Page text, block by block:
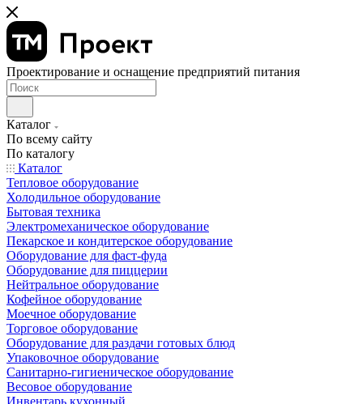
Проектирование и оснащение предприятий питания
Каталог
По всему сайту
По каталогу
Каталог
Тепловое оборудование
Холодильное оборудование
Бытовая техника
Электромеханическое оборудование
Пекарское и кондитерское оборудование
Оборудование для фаст-фуда
Оборудование для пиццерии
Нейтральное оборудование
Кофейное оборудование
Моечное оборудование
Торговое оборудование
Оборудование для раздачи готовых блюд
Упаковочное оборудование
Санитарно-гигиеническое оборудование
Весовое оборудование
Инвентарь кухонный